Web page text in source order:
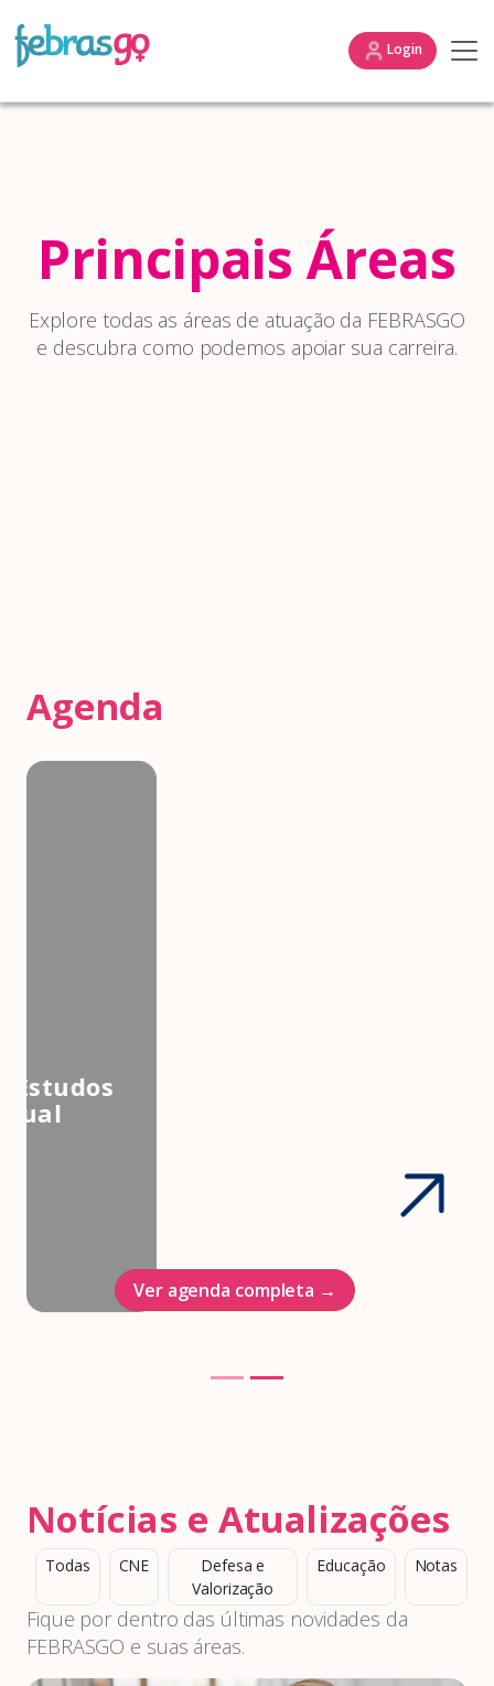
Login
Principais Áreas
Explore todas as áreas de atuação da FEBRASGO
e descubra como podemos apoiar sua carreira.
Agenda
Associação Brasileira de Estudos
em Medicina e Saúde Sexual
Ver agenda completa →
Notícias e Atualizações
Todas CNE
Defesa e
Valorização
Educação Notas
Fique por dentro das últimas novidades da
FEBRASGO e suas áreas.